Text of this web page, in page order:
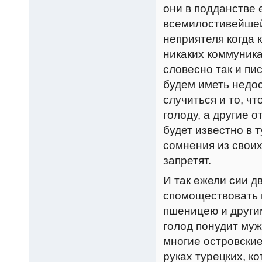
они в подданстве
неприятеля когда
никаких
словесно так и
будем иметь
случиться и то,
голоду, а другие
будет известно в
сомнения из
запретят.
И так ежели сии
спомоществовать
пшеницею и
голод понудит
многие
руках турецких,